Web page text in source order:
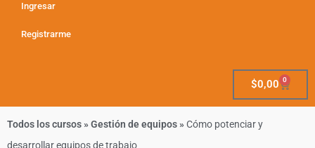
Ingresar
Registrarme
$0,00 0
Todos los cursos»Gestión de equipos»Cómo potenciar y
desarrollar equipos de trabajo